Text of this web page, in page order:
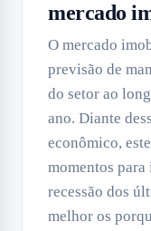
mercado
O mercado
previsão de
do setor ao
ano. Diante
econômico,
momentos
recessão dos
melhor os